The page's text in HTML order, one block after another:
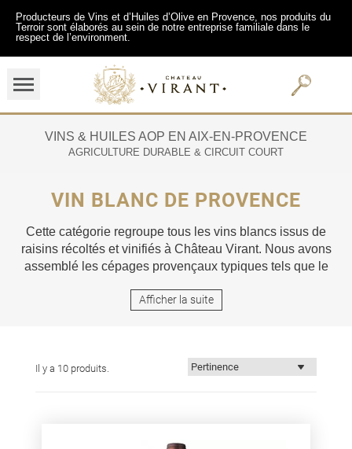
Producteurs de Vins et d’Huiles d’Olive en Provence, nos produits du
Terroir sont élaborés au sein de notre entreprise familiale dans le
respect de l’environment.
VINS & HUILES AOP EN AIX-EN-PROVENCE
AGRICULTURE DURABLE & CIRCUIT COURT
VIN BLANC DE PROVENCE
Cette catégorie regroupe tous les vins blancs issus de
raisins récoltés et vinifiés à Château Virant. Nous avons
assemblé les cépages provençaux typiques tels que le
vins blancs authentiques. La richesse de la palette
tous les gastronomes d’accord.
Afficher la suite
Il y a 10 produits.